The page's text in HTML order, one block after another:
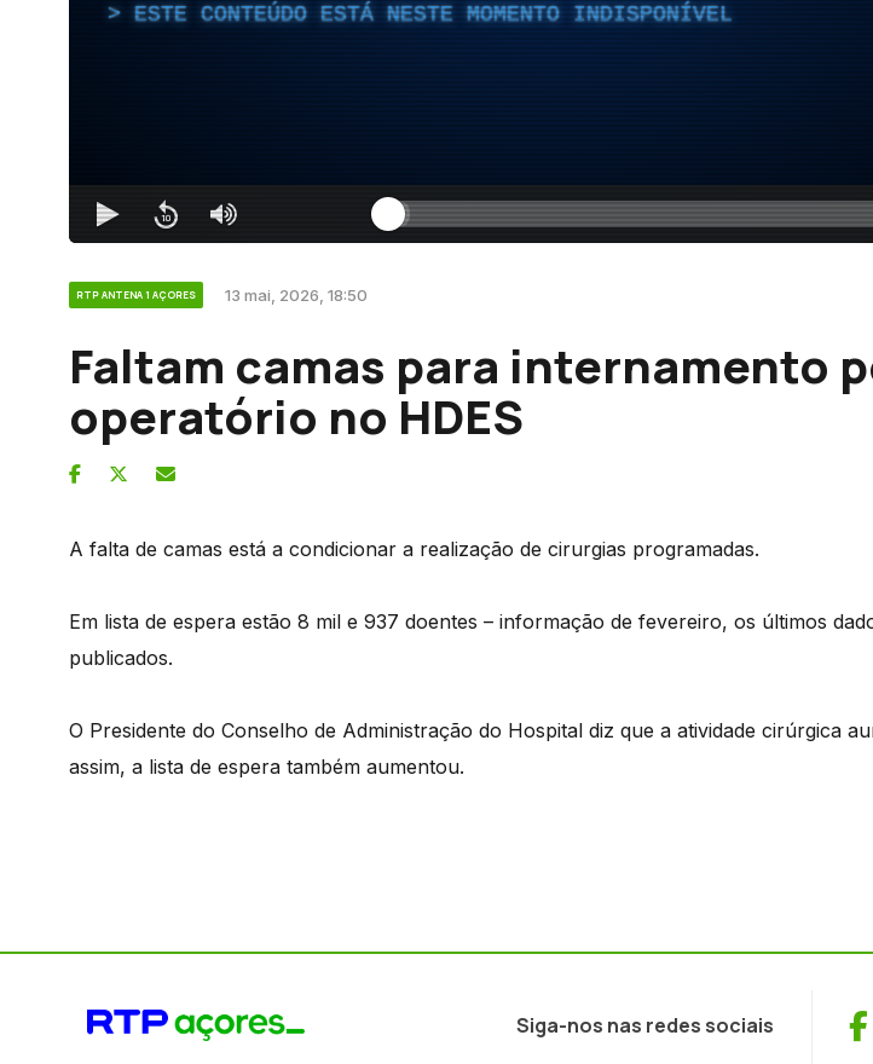
ESTE CONTEÚDO ESTÁ NESTE MOMENTO INDISPONÍVEL
RTP ANTENA 1 AÇORES 13 mai, 2026, 18:50
Faltam camas para internamento
operatório no HDES
A falta de camas está a condicionar a realização de cirurgias programadas.
Em lista de espera estão 8 mil e 937 doentes – informação de fevereiro, os últimos
publicados.
O Presidente do Conselho de Administração do Hospital diz que a atividade cirúrgica
assim, a lista de espera também aumentou.
Siga-nos nas redes sociais